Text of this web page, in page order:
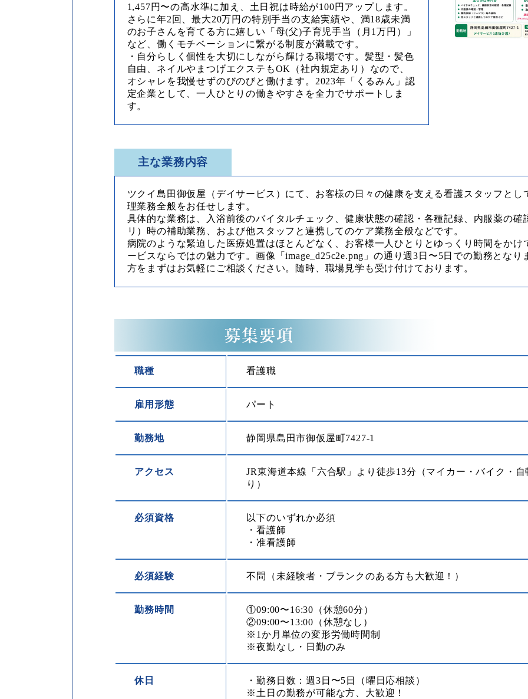
1,457円〜の高水準に加え、土日祝は時給が100円アップします。
さらに年2回、最大20万円の特別手当の支給実績や、満18歳未満
のお子さんを育てる方に嬉しい「母(父)子育児手当（月1万円）」
など、働くモチベーションに繋がる制度が満載です。
・自分らしく個性を大切にしながら輝ける職場です。髪型・髪色
自由、ネイルやまつげエクステもOK（社内規定あり）なので、
オシャレを我慢せずのびのびと働けます。2023年「くるみん」認
定企業として、一人ひとりの働きやすさを全力でサポートしま
す。
主な業務内容
ツクイ島田御仮屋（デイサービス）にて、お客様の日々の健康を支える看護スタッフとし
理業務全般をお任せします。
具体的な業務は、入浴前後のバイタルチェック、健康状態の確認・各種記録、内服薬の確
リ）時の補助業務、および他スタッフと連携してのケア業務全般などです。
病院のような緊迫した医療処置はほとんどなく、お客様一人ひとりとゆっくり時間をかけ
ービスならではの魅力です。画像「image_d25c2e.png」の通り週3日〜5日での勤務となり
方をまずはお気軽にご相談ください。随時、職場見学も受け付けております。
職種 看護職
雇用形態 パート
勤務地 静岡県島田市御仮屋町7427-1
アクセス
JR東海道本線「六合駅」より徒歩13分（マイカー・バイク・
り）
必須資格
以下のいずれか必須
・看護師
・准看護師
必須経験 不問（未経験者・ブランクのある方も大歓迎！）
勤務時間
①09:00〜16:30（休憩60分）
②09:00〜13:00（休憩なし）
※1か月単位の変形労働時間制
※夜勤なし・日勤のみ
休日
・勤務日数：週3日〜5日（曜日応相談）
※土日の勤務が可能な方、大歓迎！